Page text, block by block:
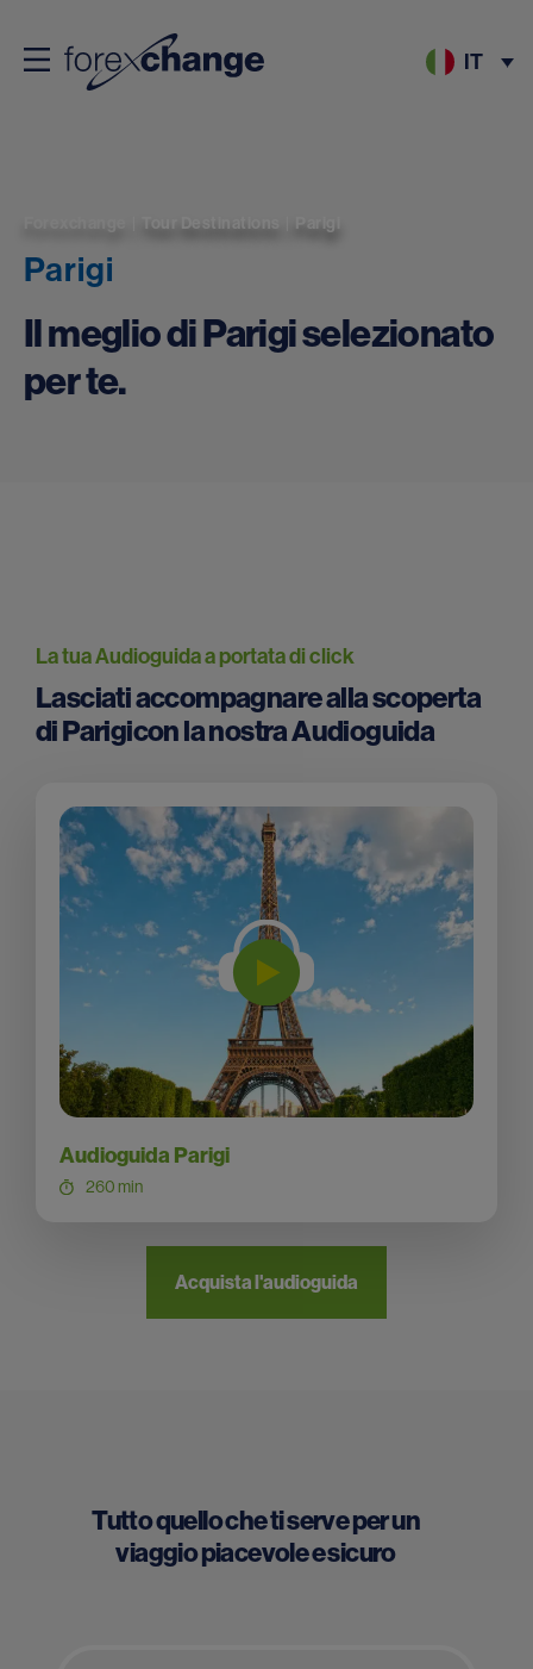
IT
Tour Destinations Parigi
Parigi
Il meglio di Parigi selezionato
per te.
La tua Audioguida a portata di click
Lasciati accompagnare alla scoperta
di Parigicon la nostra Audioguida
Audioguida Parigi
260 min
Acquista l'audioguida
Tutto quello che ti serve per un
viaggio piacevole e sicuro